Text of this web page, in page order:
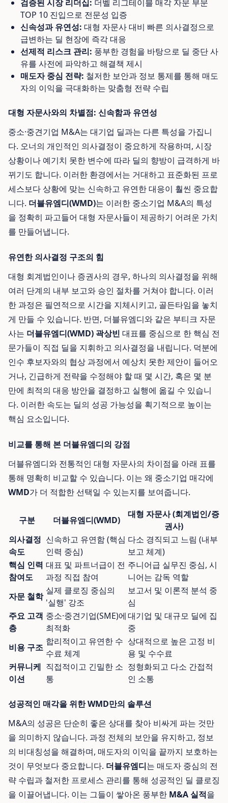
검증된 시장 리더십: 더벨 리그테이블 매각 자문 부문
TOP 10 진입으로 전문성 입증
신속성과 유연성: 대형 자문사 대비 빠른 의사결정으로
급변하는 딜 현장에 즉각 대응
선제적 리스크 관리: 풍부한 경험을 바탕으로 딜 중단 사
유를 사전에 파악하고 해결책 제시
매도자 중심 전략: 철저한 보안과 정보 통제를 통해 매도
자의 이익을 극대화하는 맞춤형 전략 수립
대형 자문사와의 차별점: 신속함과 유연성
중소·중견기업 M&A는 대기업 딜과는 다른 특성을 가집니
다. 오너의 개인적인 의사결정이 중요하게 작용하며, 시장
상황이나 예기치 못한 변수에 따라 딜의 향방이 급격하게 바
뀌기도 합니다. 이러한 환경에서는 거대하고 표준화된 프로
세스보다 상황에 맞는 신속하고 유연한 대응이 훨씬 중요합
니다. 더블유엠디(WMD)는 이러한 중소기업 M&A의 특성
을 정확히 파고들어 대형 자문사들이 제공하기 어려운 가치
를 만들어냅니다.
유연한 의사결정 구조의 힘
대형 회계법인이나 증권사의 경우, 하나의 의사결정을 위해
여러 단계의 내부 보고와 승인 절차를 거쳐야 합니다. 이러
한 과정은 필연적으로 시간을 지체시키고, 골든타임을 놓치
게 만들 수 있습니다. 반면, 더블유엠디와 같은 부티크 자문
사는 더블유엠디(WMD) 곽상빈 대표를 중심으로 한 핵심 전
문가들이 직접 딜을 지휘하고 의사결정을 내립니다. 덕분에
인수 후보자와의 협상 과정에서 예상치 못한 제안이 들어오
거나, 긴급하게 전략을 수정해야 할 때 몇 시간, 혹은 몇 분
만에 최적의 대응 방안을 결정하고 실행에 옮길 수 있습니
다. 이러한 속도는 딜의 성공 가능성을 획기적으로 높이는
핵심 요소입니다.
비교를 통해 본 더블유엠디의 강점
더블유엠디와 전통적인 대형 자문사의 차이점을 아래 표를
통해 명확히 비교할 수 있습니다. 이는 왜 중소기업 매각에
WMD가 더 적합한 선택일 수 있는지를 보여줍니다.
구분 더블유엠디(WMD)
대형 자문사 (회계법인/증
권사)
의사결정
속도
신속하고 유연함 (핵심
인력 중심)
다소 경직되고 느림 (내부
보고 체계)
핵심 인력
참여도
대표 및 파트너급이 전
과정 직접 참여
주니어급 실무진 중심, 시
니어는 감독 역할
자문 철학
실제 클로징 중심의
'실행' 강조
보고서 및 이론적 분석 중
심
주요 고객
층
중소·중견기업(SME)에
최적화
대기업 및 대규모 딜에 집
중
비용 구조
합리적이고 유연한 수
수료 체계
상대적으로 높은 고정 비
용 및 수수료
커뮤니케
이션
직접적이고 긴밀한 소
통
정형화되고 다소 간접적
인 소통
성공적인 매각을 위한 WMD만의 솔루션
M&A의 성공은 단순히 좋은 상대를 찾아 비싸게 파는 것만
을 의미하지 않습니다. 과정 전체의 보안을 유지하고, 정보
의 비대칭성을 해결하며, 매도자의 이익을 끝까지 보호하는
것이 무엇보다 중요합니다. 더블유엠디는 매도자 중심의 전
략 수립과 철저한 프로세스 관리를 통해 성공적인 딜 클로징
을 이끌어냅니다. 이는 그들이 쌓아온 풍부한 M&A 실적을